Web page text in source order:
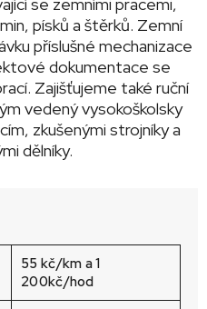
písků a štěrků. Zemní
příslušné mechanizace
dokumentace se
Zajišťujeme také ruční
vedený vysokoškolsky
zkušenými strojníky a
dělníky.
55 kč/km a 1
200kč/hod